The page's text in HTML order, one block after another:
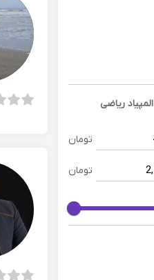
المپیاد ریاضی
تومان
تومان